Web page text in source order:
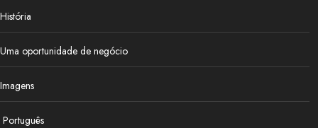
História
Uma oportunidade de negócio
Imagens
Português